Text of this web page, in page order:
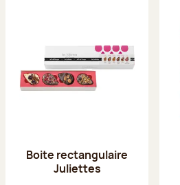
Boite rectangulaire
Juliettes